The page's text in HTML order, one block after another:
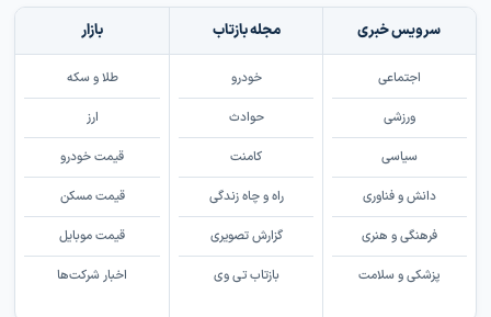
سرویس خبری
اجتماعی
ورزشی
سیاسی
دانش و فناوری
فرهنگی و هنری
پزشکی و سلامت
مجله بازتاب
خودرو
حوادث
کامنت
راه و چاه زندگی
گزارش تصویری
بازتاب تی وی
بازار
طلا و سکه
ارز
قیمت خودرو
قیمت مسکن
قیمت موبایل
اخبار شرکت‌ها